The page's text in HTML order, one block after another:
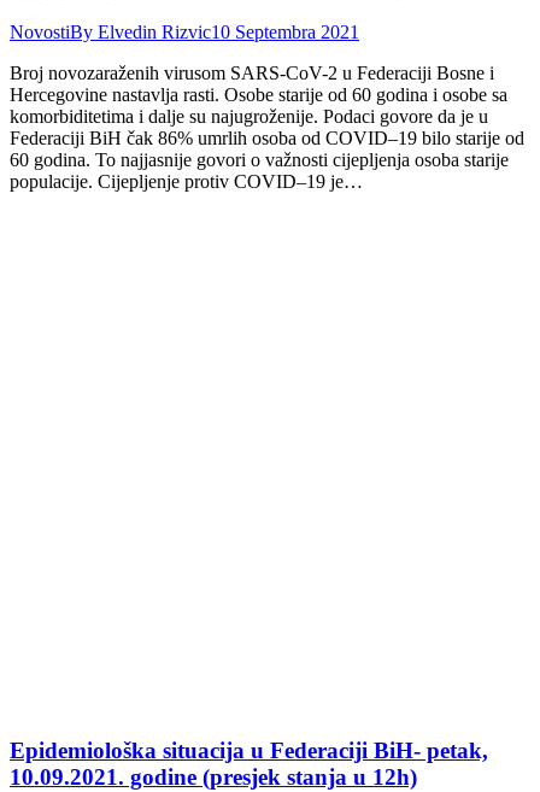
NovostiBy Elvedin Rizvic10 Septembra 2021
Broj novozaraženih virusom SARS-CoV-2 u Federaciji Bosne i
Hercegovine nastavlja rasti. Osobe starije od 60 godina i osobe sa
komorbiditetima i dalje su najugroženije. Podaci govore da je u
Federaciji BiH čak 86% umrlih osoba od COVID–19 bilo starije od
60 godina. To najjasnije govori o važnosti cijepljenja osoba starije
populacije. Cijepljenje protiv COVID–19 je…
Epidemiološka situacija u Federaciji BiH- petak,
10.09.2021. godine (presjek stanja u 12h)